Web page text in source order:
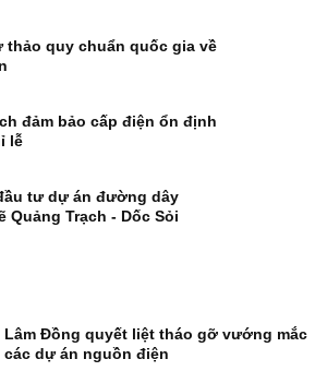
thảo quy chuẩn quốc gia về
đảm bảo cấp điện ổn định
lễ
tư dự án đường dây
Quảng Trạch - Dốc Sỏi
Lâm Đồng quyết liệt tháo gỡ vướng mắc
các dự án nguồn điện